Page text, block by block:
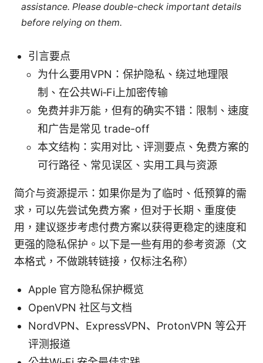
assistance. Please double-check important details
before relying on them.
引言要点
为什么要用VPN：保护隐私、绕过地理限
制、在公共Wi‑Fi上加密传输
免费并非万能，但有的确实不错：限制、速度
和广告是常见 trade-off
本文结构：实用对比、评测要点、免费方案的
可行路径、常见误区、实用工具与资源
简介与资源提示：如果你是为了临时、低预算的需
求，可以先尝试免费方案，但对于长期、重度使
用，建议逐步考虑付费方案以获得更稳定的速度和
更强的隐私保护。以下是一些有用的参考资源（文
本格式，不做跳转链接，仅标注名称）
Apple 官方隐私保护概览
OpenVPN 社区与文档
NordVPN、ExpressVPN、ProtonVPN 等公开
评测报道